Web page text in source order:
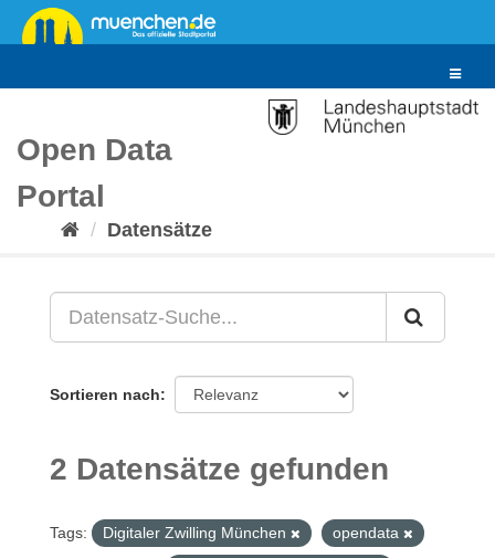
Überspringen
zum
Toggle
Open Data
Portal
Datensätze
Sortieren nach
2 Datensätze gefunden
Tags: Digitaler Zwilling München
opendata